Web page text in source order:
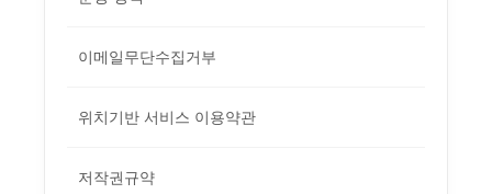
이메일무단수집거부
위치기반 서비스 이용약관
저작권규약